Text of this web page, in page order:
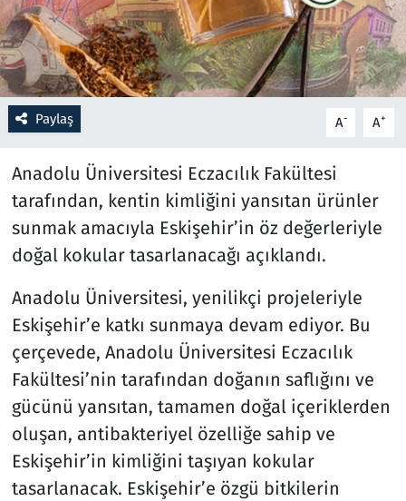
Paylaş A- A+
Anadolu Üniversitesi Eczacılık Fakültesi
tarafından, kentin kimliğini yansıtan ürünler
sunmak amacıyla Eskişehir’in öz değerleriyle
doğal kokular tasarlanacağı açıklandı.
Anadolu Üniversitesi, yenilikçi projeleriyle
Eskişehir’e katkı sunmaya devam ediyor. Bu
çerçevede, Anadolu Üniversitesi Eczacılık
Fakültesi’nin tarafından doğanın saflığını ve
gücünü yansıtan, tamamen doğal içeriklerden
oluşan, antibakteriyel özelliğe sahip ve
Eskişehir’in kimliğini taşıyan kokular
tasarlanacak. Eskişehir’e özgü bitkilerin
Sağlık
Savunma Sanayi
Seçim 2023
Spor
Teknoloji ve Bilim
Televizyon